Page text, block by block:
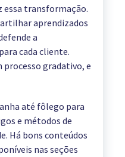
essa transformação.
aprendizados
a
cada cliente.
processo gradativo, e
até fôlego para
e métodos de
Há bons conteúdos
nas seções